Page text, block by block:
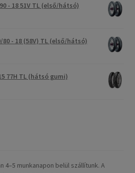
- 18 51V TL (első/hátsó)
80 - 18 (58V) TL (első/hátsó)
77H TL (hátsó gumi)
4–5 munkanapon belül szállítunk. A